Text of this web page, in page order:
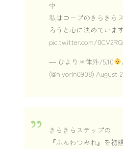
中
私はコープのきらきら
ろうと心に決めています
pic.twitter.com/
— ひより＊体外/5.10
(@hiyorin0908) August
きらきらステップの
『ふんわつみれ』を初